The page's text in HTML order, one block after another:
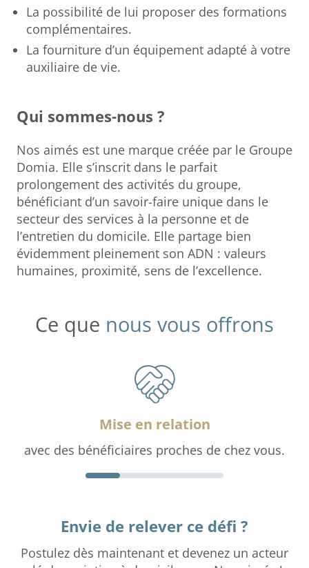
La possibilité de lui proposer des formations
complémentaires.
La fourniture d’un équipement adapté à votre
auxiliaire de vie.
Qui sommes-nous ?
Nos aimés est une marque créée par le Groupe
Domia. Elle s’inscrit dans le parfait
prolongement des activités du groupe,
bénéficiant d’un savoir-faire unique dans le
secteur des services à la personne et de
l’entretien du domicile. Elle partage bien
évidemment pleinement son ADN : valeurs
humaines, proximité, sens de l’excellence.
Ce que nous vous offrons
Mise en relation
avec des bénéficiaires proches de chez vous.
Envie de relever ce défi ?
Postulez dès maintenant et devenez un acteur